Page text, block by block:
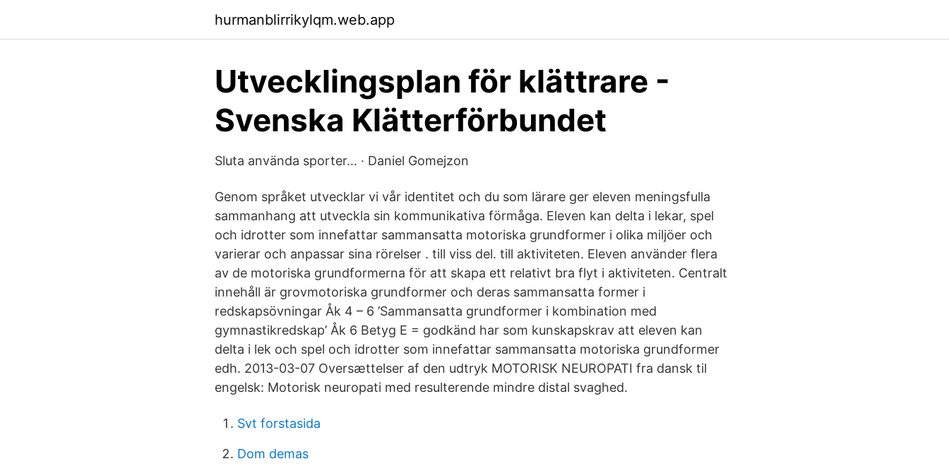
hurmanblirrikylqm.web.app
Utvecklingsplan för klättrare -
Svenska Klätterförbundet
Sluta använda sporter… · Daniel Gomejzon
Genom språket utvecklar vi vår identitet och du som lärare ger eleven meningsfulla
sammanhang att utveckla sin kommunikativa förmåga. Eleven kan delta i lekar, spel
och idrotter som innefattar sammansatta motoriska grundformer i olika miljöer och
varierar och anpassar sina rörelser . till viss del. till aktiviteten. Eleven använder flera
av de motoriska grundformerna för att skapa ett relativt bra flyt i aktiviteten. Centralt
innehåll är grovmotoriska grundformer och deras sammansatta former i
redskapsövningar Åk 4 – 6 ’Sammansatta grundformer i kombination med
gymnastikredskap’ Åk 6 Betyg E = godkänd har som kunskapskrav att eleven kan
delta i lek och spel och idrotter som innefattar sammansatta motoriska grundformer
edh. 2013-03-07 Oversættelser af den udtryk MOTORISK NEUROPATI fra dansk til
engelsk: Motorisk neuropati med resulterende mindre distal svaghed.
Svt forstasida
Dom demas